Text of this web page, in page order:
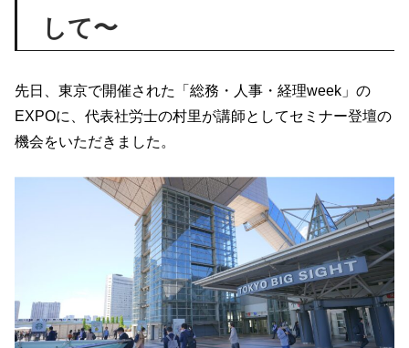
して〜
先日、東京で開催された「総務・人事・経理week」の
EXPOに、代表社労士の村里が講師としてセミナー登壇の
機会をいただきました。